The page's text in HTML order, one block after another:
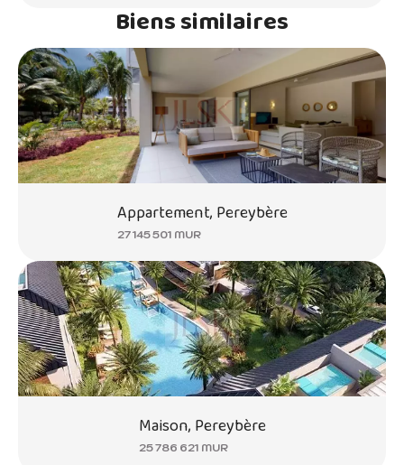
Biens similaires
Appartement, Pereybère
27 145 501 MUR
Maison, Pereybère
25 786 621 MUR